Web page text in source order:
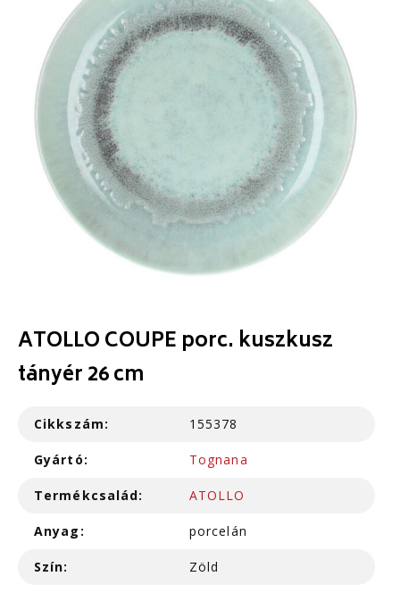
ATOLLO COUPE porc. kuszkusz
tányér 26 cm
Cikkszám: 155378
Gyártó: Tognana
Termékcsalád: ATOLLO
Anyag: porcelán
Szín: Zöld